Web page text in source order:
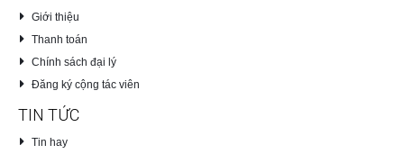
Giới thiệu
Thanh toán
Chính sách đại lý
Đăng ký cộng tác viên
TIN TỨC
Tin hay